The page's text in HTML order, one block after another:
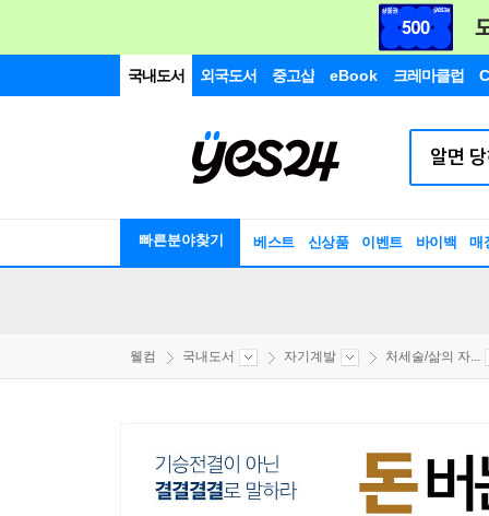
국내도서 외국도서 중고샵 eBook 크레마클럽
빠른분야찾기 베스트 신상품 이벤트 바이백 매
웰컴 국내도서 자기계발 처세술/삶의 자...